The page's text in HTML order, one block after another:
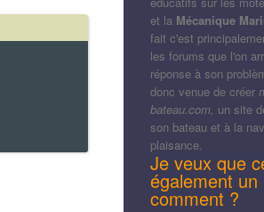
et la Mécanique
fait c'est
les forums que l'on
réponse à son
donc venue de créer
bateau.com, un site
son bateau et à la
plaisance.
Je veux que
également
comment ?